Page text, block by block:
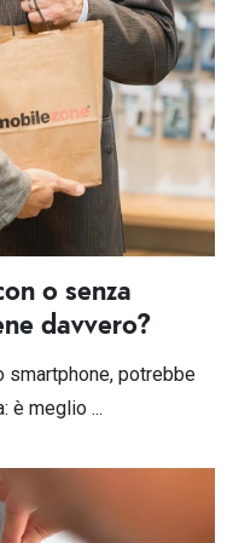
o senza
davvero?
smartphone, potrebbe
è meglio ...